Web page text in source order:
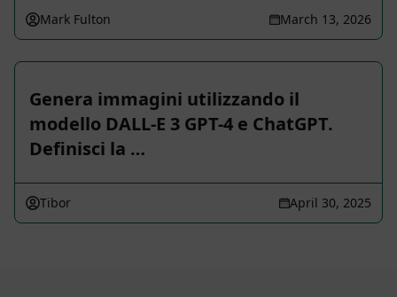
Mark Fulton March 13, 2026
Genera immagini utilizzando il
modello DALL-E 3 GPT-4 e ChatGPT.
Definisci la …
Tibor April 30, 2025